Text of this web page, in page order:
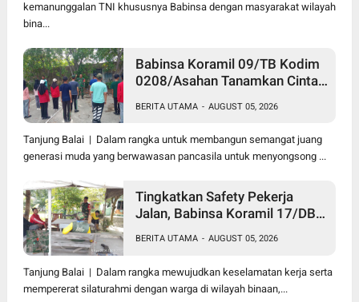
kemanunggalan TNI khususnya Babinsa dengan masyarakat wilayah
bina...
Babinsa Koramil 09/TB Kodim
0208/Asahan Tanamkan Cinta
Kepada Siswa-siswi MAN1
Kota Tanjung Balai
BERITA UTAMA - AUGUST 05, 2026
Tanjung Balai | Dalam rangka untuk membangun semangat juang
generasi muda yang berwawasan pancasila untuk menyongsong ...
Tingkatkan Safety Pekerja
Jalan, Babinsa Koramil 17/DB
Komsos Bersama Tim
Pemotong Rumput Dinas PU
BERITA UTAMA - AUGUST 05, 2026
Tanjung Balai | Dalam rangka mewujudkan keselamatan kerja serta
mempererat silaturahmi dengan warga di wilayah binaan,...